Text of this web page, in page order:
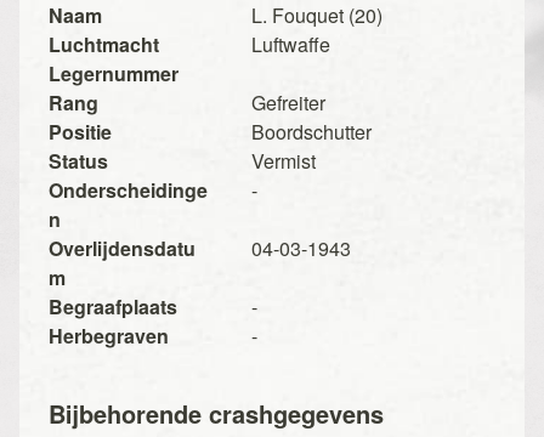
Naam
L. Fouquet (20)
Luchtmacht
Luftwaffe
Legernummer
Rang
Gefreiter
Positie
Boordschutter
Status
Vermist
Onderscheidinge
n
-
Overlijdensdatu
m
04-03-1943
Begraafplaats
-
Herbegraven
-
Bijbehorende crashgegevens